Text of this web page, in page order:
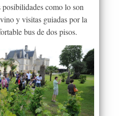
posibilidades como lo son
y visitas guiadas por la
bus de dos pisos.